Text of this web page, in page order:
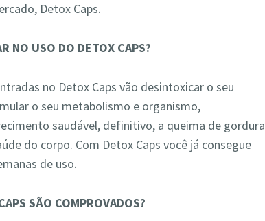
Detox Caps.
NO USO DO DETOX CAPS?
no Detox Caps vão desintoxicar o seu
o seu metabolismo e organismo,
saudável, definitivo, a queima de gordura
do corpo. Com Detox Caps você já consegue
de uso.
SÃO COMPROVADOS?